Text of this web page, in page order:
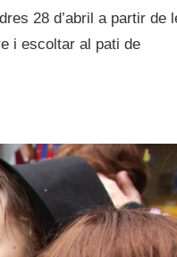
28 d’abril a partir de
i escoltar al pati de